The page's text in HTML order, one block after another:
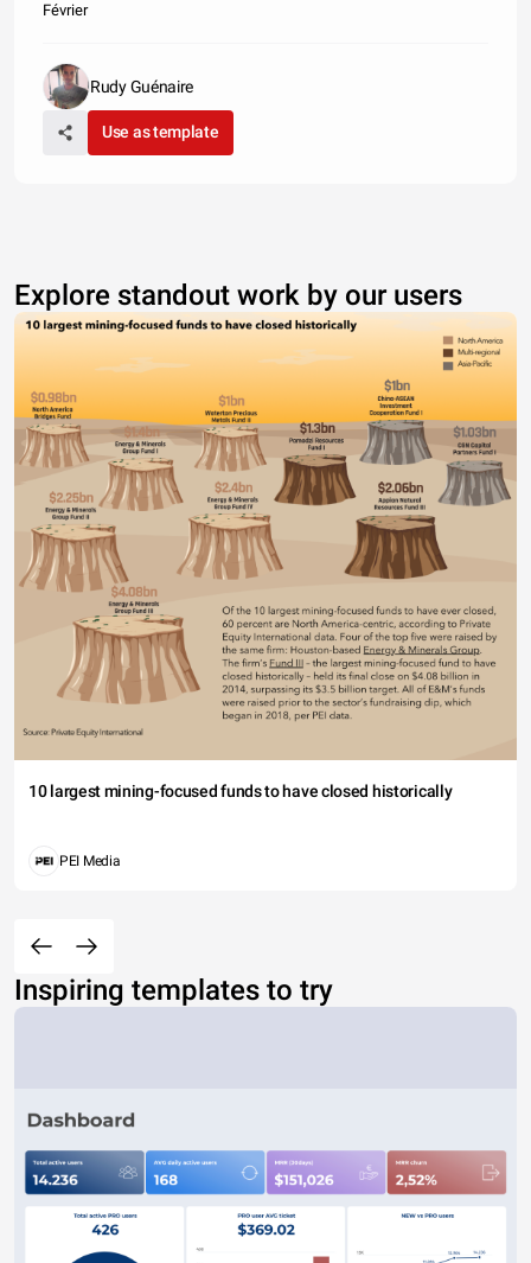
Février
Rudy Guénaire
Use as template
Explore standout work by our users
10 largest mining-focused funds to have closed historically
PEI Media
Inspiring templates to try